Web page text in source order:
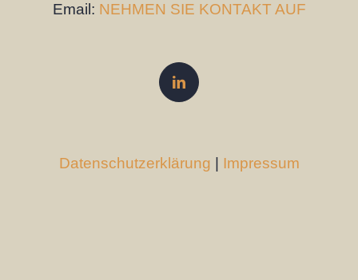
Email: NEHMEN SIE KONTAKT AUF
Datenschutzerklärung Impressum